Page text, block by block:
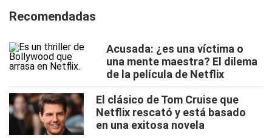
Recomendadas
Acusada: ¿es una víctima o
una mente maestra? El dilema
de la película de Netflix
El clásico de Tom Cruise que
Netflix rescató y está basado
en una exitosa novela